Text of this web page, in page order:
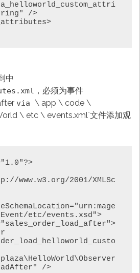
/>
中
，必须为事件
via \ app \ code \
\ etc \ events.xml`文件添加观
www.w3.org/2001/XMLSc
etc/events.xsd">
/>